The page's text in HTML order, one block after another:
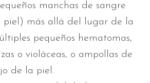
manchas de sangre
piel) más allá del lugar de la
pequeños hematomas,
o violáceas, o ampollas de
de la piel.